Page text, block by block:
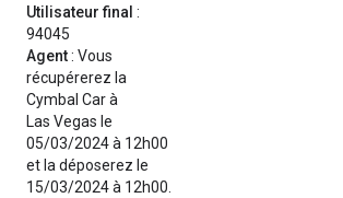
Utilisateur final :
94045
Agent: Vous
récupérerez la
Cymbal Car à
Las Vegas le
05/03/2024 à 12h00
et la déposerez le
15/03/2024 à 12h00.